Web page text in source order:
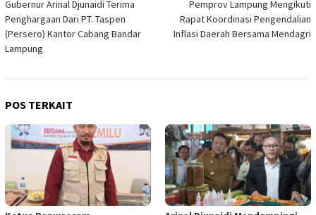
pos
Gubernur Arinal Djunaidi Terima
Penghargaan Dari PT. Taspen
(Persero) Kantor Cabang Bandar
Lampung
Pemprov Lampung Mengikuti
Rapat Koordinasi Pengendalian
Inflasi Daerah Bersama Mendagri
POS TERKAIT